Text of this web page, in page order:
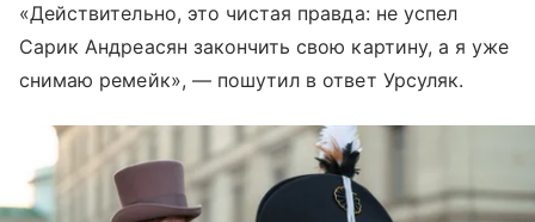
«Действительно, это чистая правда: не успел
Сарик Андреасян закончить свою картину, а я уже
снимаю ремейк», — пошутил в ответ Урсуляк.